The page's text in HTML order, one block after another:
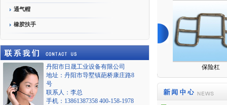
通气帽
橡胶扶手
丹阳市日晟工业设备有限公司
地址：丹阳市导墅镇葩桥康庄路8
号
联系人：李总
手机：13861387358 400-158-1978
U型螺丝 U型螺丝 保险杠